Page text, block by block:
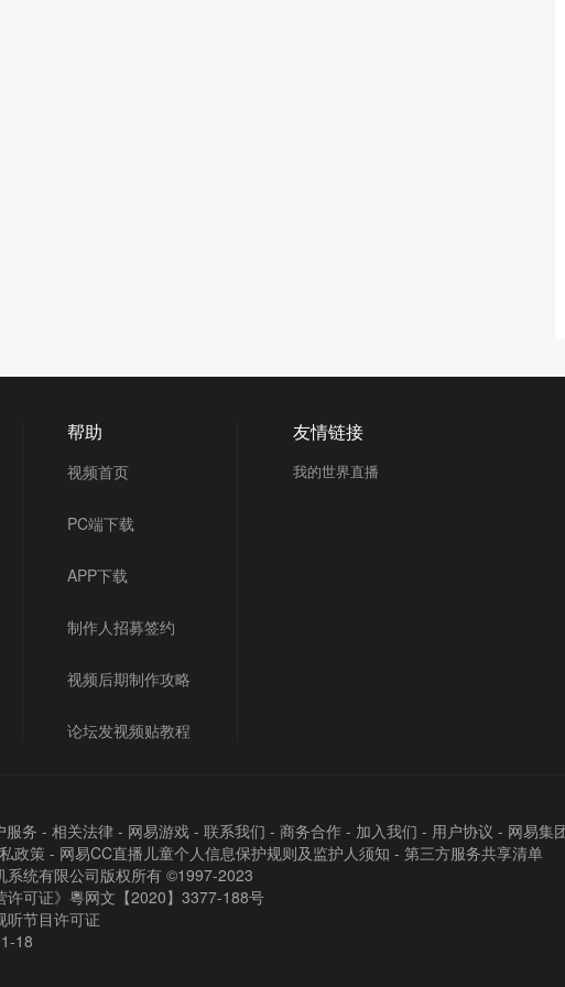
帮助
视频首页
PC端下载
APP下载
制作人招募签约
视频后期制作攻略
论坛发视频贴教程
友情链接
我的世界直播
服务 - 相关法律 - 网易游戏 - 联系我们 - 商务合作 - 加入我们 - 用户协议 - 网易集
政策 - 网易CC直播儿童个人信息保护规则及监护人须知 - 第三方服务共享清单
系统有限公司版权所有 ©1997-2023
许可证》粵网文【2020】3377-188号
听节目许可证
18